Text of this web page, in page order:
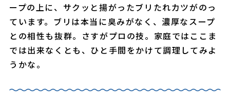
ープの上に、サクッと揚がったブリたれカツがのっ
ています。ブリは本当に臭みがなく、濃厚なスープ
との相性も抜群。さすがプロの技。家庭ではここま
では出来なくとも、ひと手間をかけて調理してみよ
うかな。